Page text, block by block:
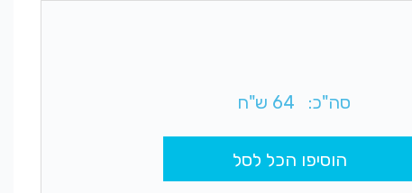
סה"כ: 64 ש"ח
הוסיפו הכל לסל